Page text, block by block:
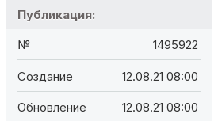
Публикация:
№ 1495922
Создание 12.08.21 08:00
Обновление 12.08.21 08:00